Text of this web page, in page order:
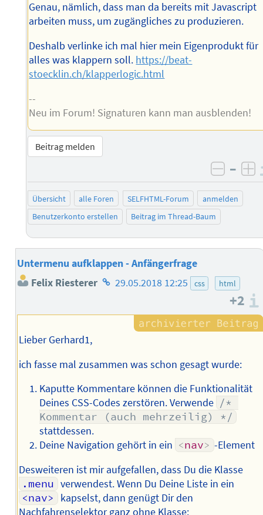
Genau, nämlich, dass man da bereits mit Javascript
arbeiten muss, um zugängliches zu produzieren.
Deshalb verlinke ich mal hier mein Eigenprodukt für
alles was klappern soll. https://beat-
stoecklin.ch/klapperlogic.html
--
Neu im Forum! Signaturen kann man ausblenden!
Beitrag melden
–
Übersicht alle Foren SELFHTML-Forum
anmelden
Benutzerkonto erstellen
Beitrag im Thread-Baum
Untermenu aufklappen - Anfängerfrage
Felix Riesterer Homepage
Autors
29.05.2018 12:25 css html
+2
Lieber Gerhard1,
ich fasse mal zusammen was schon gesagt wurde:
Kaputte Kommentare können die Funktionalität
Deines CSS-Codes zerstören. Verwende /*
Kommentar (auch mehrzeilig) */
stattdessen.
Deine Navigation gehört in ein <nav> -Element
Desweiteren ist mir aufgefallen, dass Du die Klasse
.menu verwendest. Wenn Du Deine Liste in ein
<nav>
kapselst, dann genügt Dir den
Nachfahrenselektor ganz ohne Klasse: